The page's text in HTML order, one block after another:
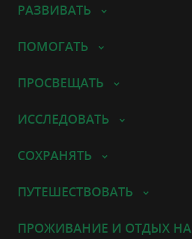
РАЗВИВАТЬ
ПОМОГАТЬ
ПРОСВЕЩАТЬ
ИССЛЕДОВАТЬ
СОХРАНЯТЬ
ПУТЕШЕСТВОВАТЬ
ПРОЖИВАНИЕ И ОТДЫХ НА